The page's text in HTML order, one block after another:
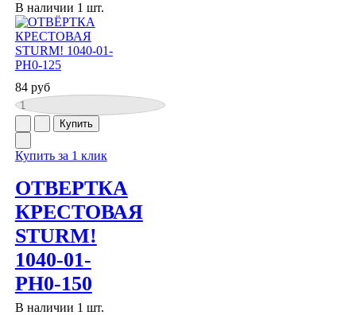
В наличии 1 шт.
84 руб
Купить за 1 клик
ОТВЕРТКА
КРЕСТОВАЯ
STURM!
1040-01-
PH0-150
В наличии 1 шт.